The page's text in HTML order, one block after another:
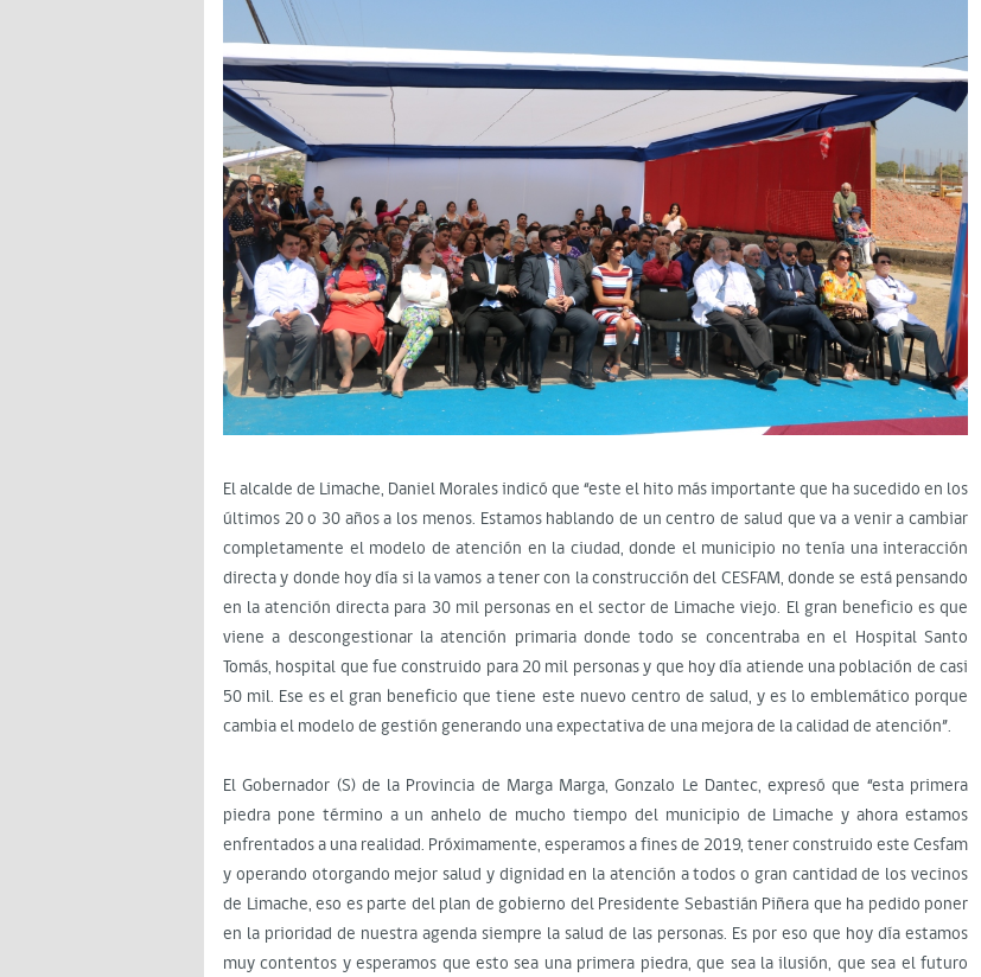
El alcalde de Limache, Daniel Morales indicó que “este el hito más importante que ha sucedido en los
últimos 20 o 30 años a los menos. Estamos hablando de un centro de salud que va a venir a cambiar
completamente el modelo de atención en la ciudad, donde el municipio no tenía una interacción
directa y donde hoy día si la vamos a tener con la construcción del CESFAM, donde se está pensando
en la atención directa para 30 mil personas en el sector de Limache viejo. El gran beneficio es que
viene a descongestionar la atención primaria donde todo se concentraba en el Hospital Santo
Tomás, hospital que fue construido para 20 mil personas y que hoy día atiende una población de casi
50 mil. Ese es el gran beneficio que tiene este nuevo centro de salud, y es lo emblemático porque
cambia el modelo de gestión generando una expectativa de una mejora de la calidad de atención”.
El Gobernador (S) de la Provincia de Marga Marga, Gonzalo Le Dantec, expresó que “esta primera
piedra pone término a un anhelo de mucho tiempo del municipio de Limache y ahora estamos
enfrentados a una realidad. Próximamente, esperamos a fines de 2019, tener construido este Cesfam
y operando otorgando mejor salud y dignidad en la atención a todos o gran cantidad de los vecinos
de Limache, eso es parte del plan de gobierno del Presidente Sebastián Piñera que ha pedido poner
en la prioridad de nuestra agenda siempre la salud de las personas. Es por eso que hoy día estamos
muy contentos y esperamos que esto sea una primera piedra, que sea la ilusión, que sea el futuro